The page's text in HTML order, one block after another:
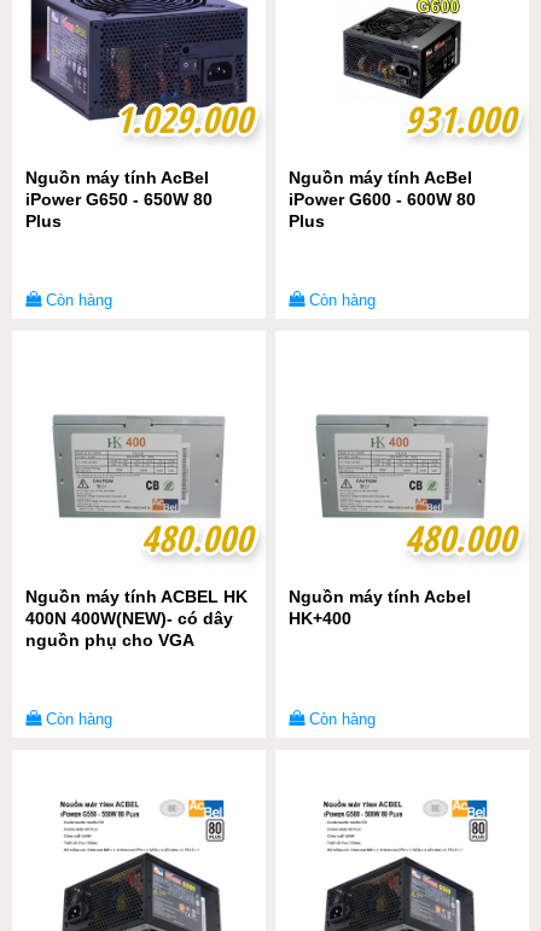
1.029.000
1.029.000
Nguồn máy tính AcBel
iPower G650 - 650W 80
Plus
Còn hàng
931.000
931.000
Nguồn máy tính AcBel
iPower G600 - 600W 80
Plus
Còn hàng
480.000
480.000
Nguồn máy tính ACBEL HK
400N 400W(NEW)- có dây
nguồn phụ cho VGA
Còn hàng
480.000
480.000
Nguồn máy tính Acbel
HK+400
Còn hàng